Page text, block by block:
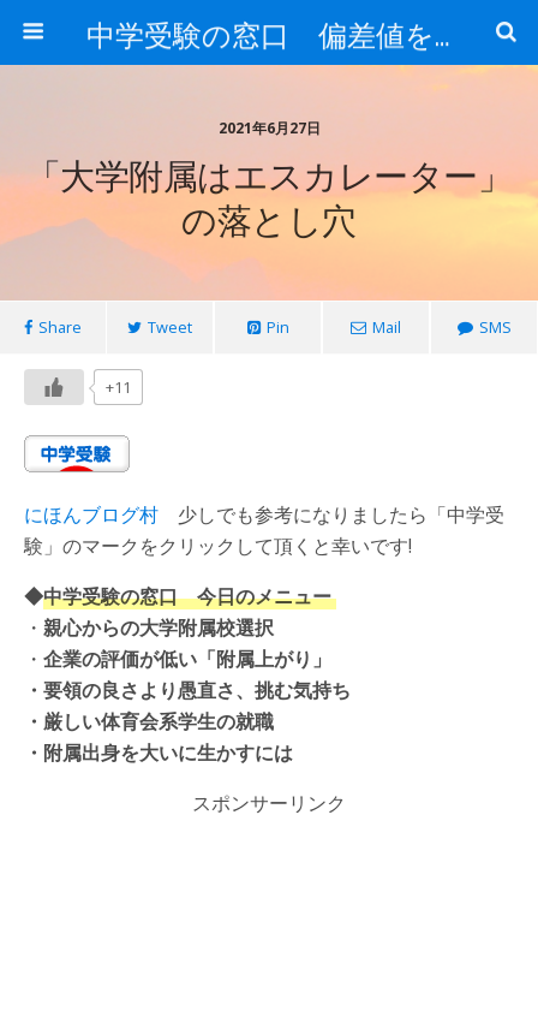
中学受験の窓口 偏差値を上げる勉強法
2021年6月27日
「大学附属はエスカレーター」
の落とし穴
Share Tweet Pin Mail SMS
+11
にほんブログ村 少しでも参考になりましたら「中学受
験」のマークをクリックして頂くと幸いです!
◆中学受験の窓口 今日のメニュー
・ 親心からの大学附属校選択
・ 企業の評価が低い「附属上がり」
・要領の良さより愚直さ、挑む気持ち
・厳しい体育会系学生の就職
・附属出身を大いに生かすには
スポンサーリンク